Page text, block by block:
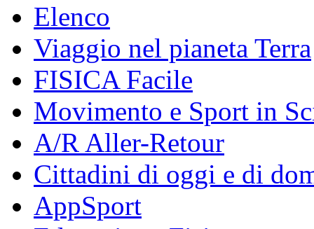
Elenco
Viaggio nel pianeta Terra
FISICA Facile
Movimento e Sport in
A/R Aller-Retour
Cittadini di oggi e di
AppSport